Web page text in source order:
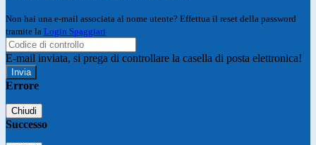
Non hai una e-mail associata al nome utente? Effettua il reset della password
tramite la Login Spaggiari
E-mail inviata, si prega di controllare la casella di posta elettronica!
Errore
Chiudi
Successo